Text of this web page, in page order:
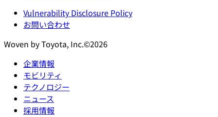
Vulnerability Disclosure Policy
お問い合わせ
Woven by Toyota, Inc.©2026
企業情報
モビリティ
テクノロジー
ニュース
採用情報